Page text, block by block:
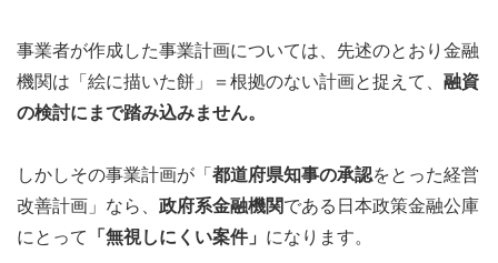
事業者が作成した事業計画については、先述のとおり金融
機関は「絵に描いた餅」＝根拠のない計画と捉えて、 融資
の検討にまで踏み込みません。
しかしその事業計画が「 都道府県知事の承認をとった経営
改善計画」なら、 政府系金融機関である日本政策金融公庫
にとって
「無視しにくい案件」 になります。